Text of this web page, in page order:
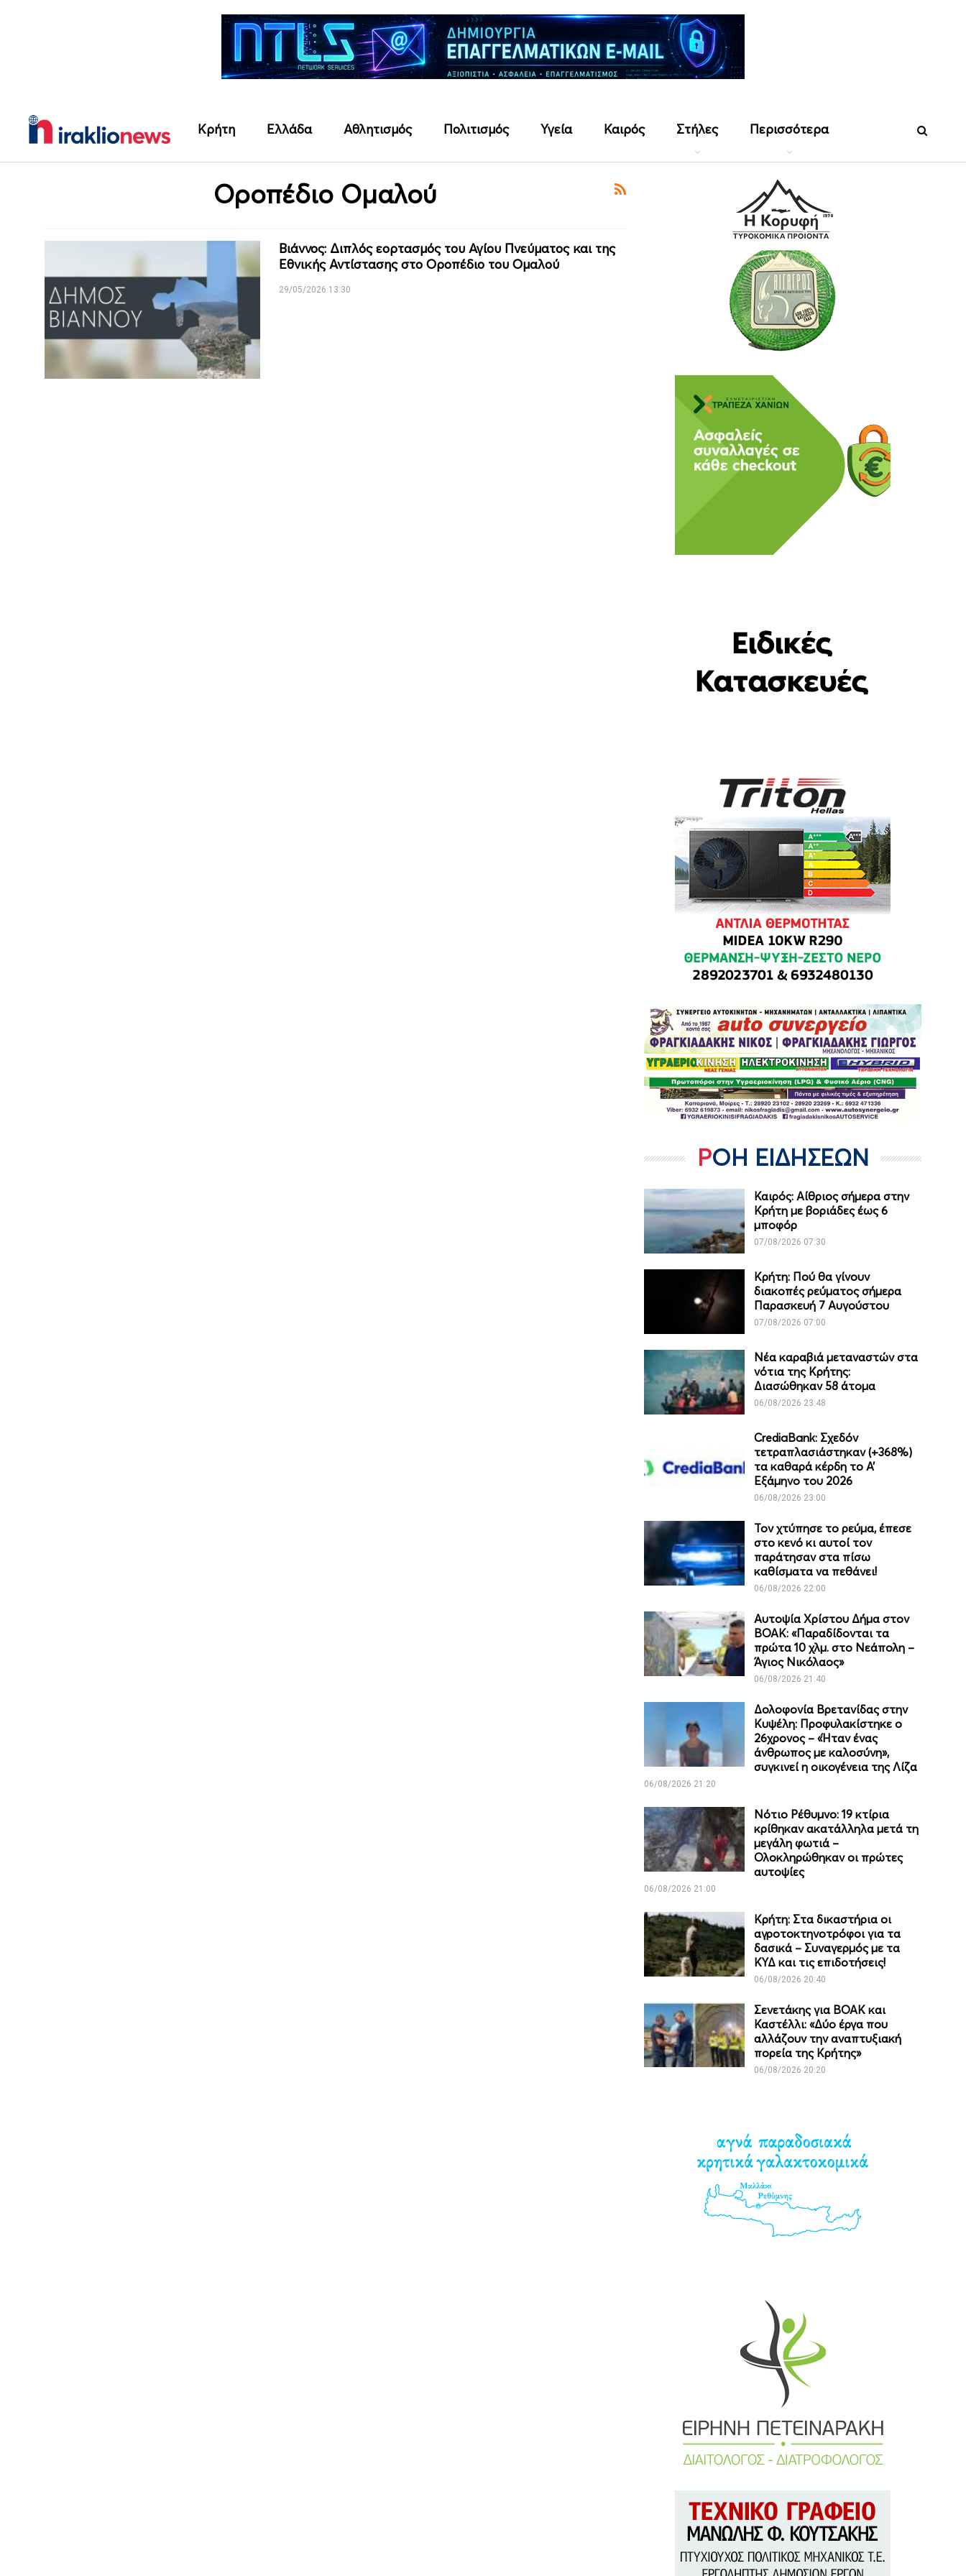
Κρήτη Ελλάδα Αθλητισμός Πολιτισμός Υγεία Καιρός Στήλες Περισσότερα
Οροπέδιο Ομαλού
Βιάννος: Διπλός εορτασμός του Αγίου Πνεύματος και της
Εθνικής Αντίστασης στο Οροπέδιο του Ομαλού
29/05/2026 13:30
ΡΟΗ ΕΙΔΗΣΕΩΝ
Καιρός: Αίθριος σήμερα στην
Κρήτη με βοριάδες έως 6
μποφόρ
07/08/2026 07:30
Κρήτη: Πού θα γίνουν
διακοπές ρεύματος σήμερα
Παρασκευή 7 Αυγούστου
07/08/2026 07:00
Νέα καραβιά μεταναστών στα
νότια της Κρήτης:
Διασώθηκαν 58 άτομα
06/08/2026 23:48
CrediaBank: Σχεδόν
τετραπλασιάστηκαν (+368%)
τα καθαρά κέρδη το Α’
Εξάμηνο του 2026
06/08/2026 23:00
Τον χτύπησε το ρεύμα, έπεσε
στο κενό κι αυτοί τον
παράτησαν στα πίσω
καθίσματα να πεθάνει!
06/08/2026 22:00
Αυτοψία Χρίστου Δήμα στον
ΒΟΑΚ: «Παραδίδονται τα
πρώτα 10 χλμ. στο Νεάπολη –
Άγιος Νικόλαος»
06/08/2026 21:40
Δολοφονία Βρετανίδας στην
Κυψέλη: Προφυλακίστηκε ο
26χρονος – «Ήταν ένας
άνθρωπος με καλοσύνη»,
συγκινεί η οικογένεια της Λίζα
06/08/2026 21:20
Νότιο Ρέθυμνο: 19 κτίρια
κρίθηκαν ακατάλληλα μετά τη
μεγάλη φωτιά –
Ολοκληρώθηκαν οι πρώτες
αυτοψίες
06/08/2026 21:00
Κρήτη: Στα δικαστήρια οι
αγροτοκτηνοτρόφοι για τα
δασικά – Συναγερμός με τα
ΚΥΔ και τις επιδοτήσεις!
06/08/2026 20:40
Σενετάκης για ΒΟΑΚ και
Καστέλλι: «Δύο έργα που
αλλάζουν την αναπτυξιακή
πορεία της Κρήτης»
06/08/2026 20:20